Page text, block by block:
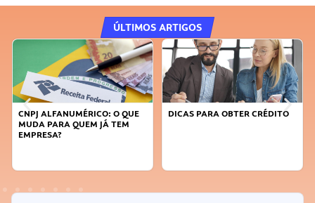
ÚLTIMOS ARTIGOS
DICAS PARA OBTER CRÉDITO
FAÇA A DIFERENÇA: SEJA